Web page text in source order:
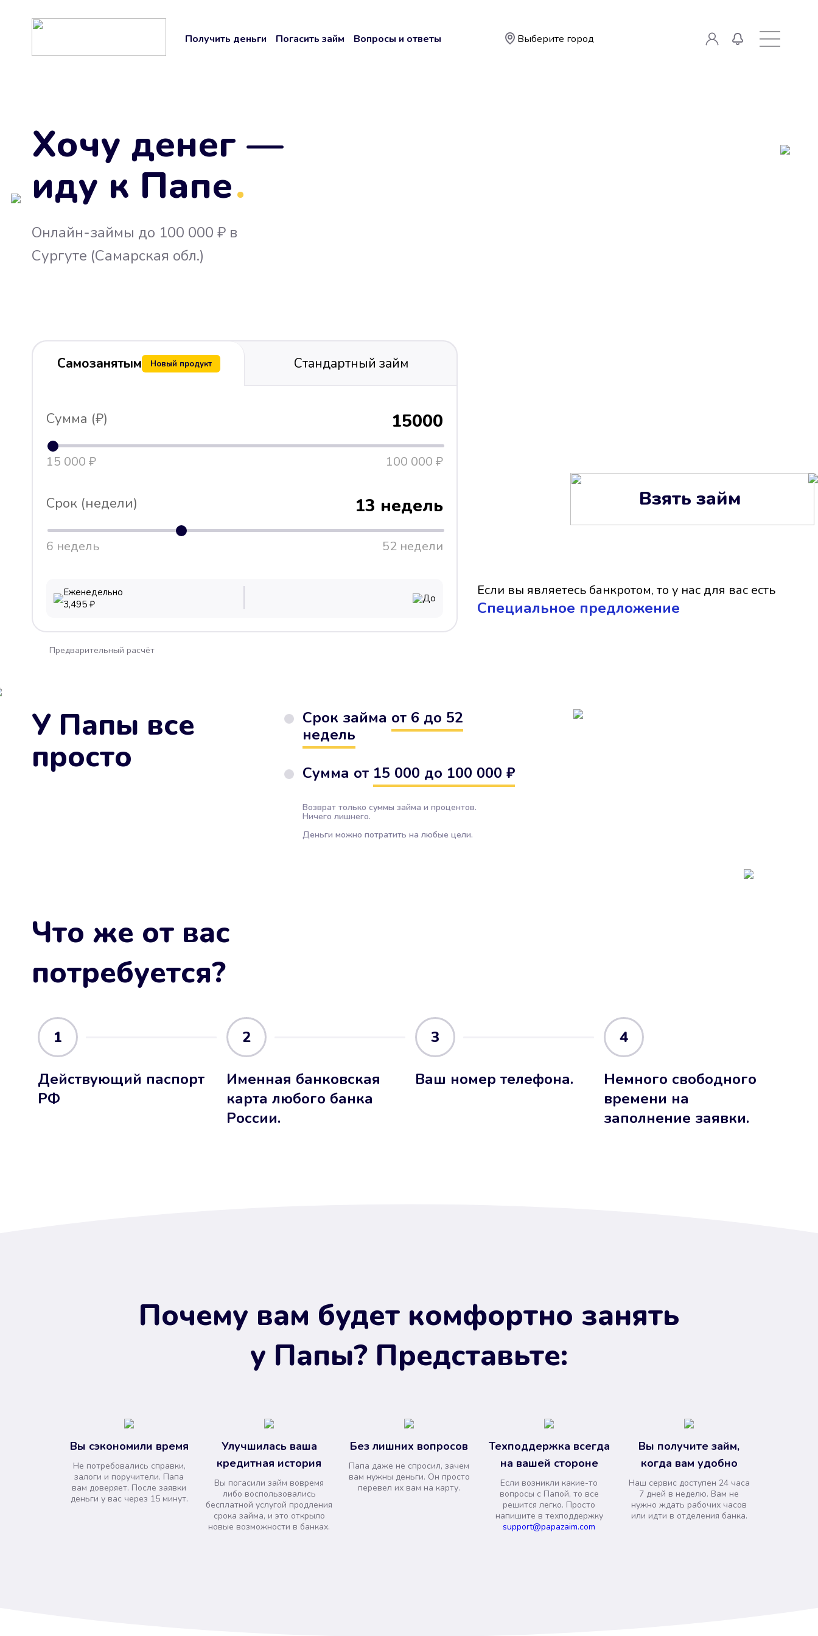
Получить деньги Погасить займ Вопросы и ответы Выберите город
Хочу денег —
иду к Папе
.
Онлайн-займы до 100 000 ₽ в
Сургуте (Самарская обл.)
Самозанятым Новый продукт Стандартный займ
Сумма (₽) 15000
15 000 ₽ 100 000 ₽
Срок (недели) 13 недель
6 недель 52 недели
Еженедельно
3,495 ₽ До
Взять займ
Если вы являетесь банкротом, то у нас для вас есть
Cпециальное предложение
Предварительный расчёт
У Папы все
просто
Срок займа от 6 до 52
недель
Сумма от 15 000 до 100 000 ₽
Возврат только суммы займа и процентов.
Ничего лишнего.
Деньги можно потратить на любые цели.
Что же от вас
потребуется?
1
Действующий паспорт
РФ
2
Именная банковская
карта любого банка
России.
3
Ваш номер телефона.
4
Немного свободного
времени на
заполнение заявки.
Почему вам будет комфортно занять
у Папы? Представьте:
Вы сэкономили время
Не потребовались справки,
залоги и поручители. Папа
вам доверяет. После заявки
деньги у вас через 15 минут.
Улучшилась ваша
кредитная история
Вы погасили займ вовремя
либо воспользовались
бесплатной услугой продления
срока займа, и это открыло
новые возможности в банках.
Без лишних вопросов
Папа даже не спросил, зачем
вам нужны деньги. Он просто
перевел их вам на карту.
Техподдержка всегда
на вашей стороне
Если возникли какие-то
вопросы с Папой, то все
решится легко. Просто
напишите в техподдержку
support@papazaim.com
Вы получите займ,
когда вам удобно
Наш сервис доступен 24 часа
7 дней в неделю. Вам не
нужно ждать рабочих часов
или идти в отделения банка.